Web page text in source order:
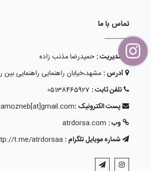
تماس با ما
مدیریت : حمیدرضا مذنب زاده
آدرس : مشهد،خیابان راهنمایی راهنمایی بین
تلفن ثابت : 05138465927
پست الکترونیک :
وب : atrdorsa.com
شماره موبایل تلگرام :